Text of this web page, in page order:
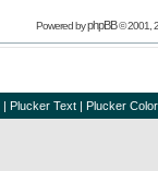
Powered byphpBB© 2001,
| Plucker Text | Plucker Color